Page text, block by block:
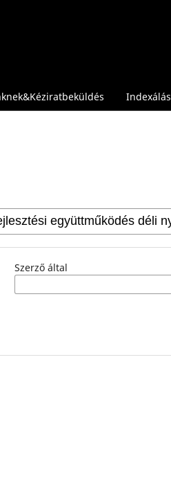
Indexálás
Szerző által